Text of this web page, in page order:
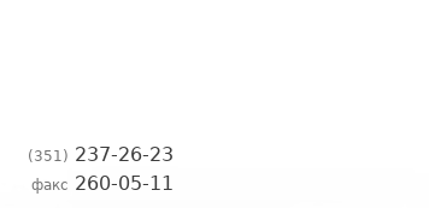
(351) 237-26-23
факс 260-05-11